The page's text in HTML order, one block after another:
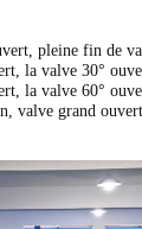
pleine fin de
la valve 30°
la valve 60°
valve grand